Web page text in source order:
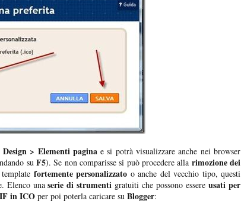
Design > Elementi paginae si potrà visualizzare anche nei browser
su F5). Se non comparisse si può procedere alla rimozione dei
fortemente personalizzato o anche del vecchio tipo, questi
Elenco unaserie di strumenti gratuiti che possono essereusati per
in ICO per poi poterla caricare su Blogger: